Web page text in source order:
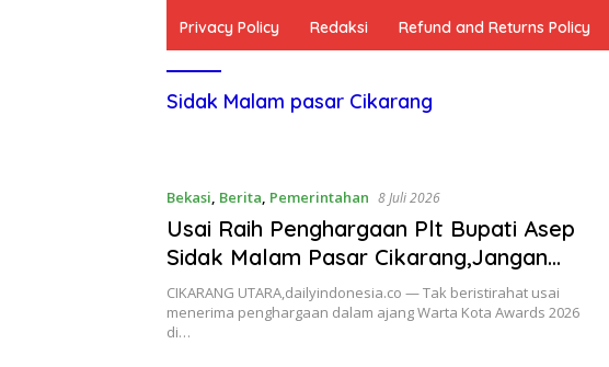
Privacy Policy Redaksi Refund and Returns Policy
Sidak Malam pasar Cikarang
Bekasi, Berita, Pemerintahan 8 Juli 2026
Usai Raih Penghargaan Plt Bupati Asep
Sidak Malam Pasar Cikarang,Jangan
Sampai Jalan Dipenuhi Lapak, Nyawa
Warga terhambat
CIKARANG UTARA,dailyindonesia.co — Tak beristirahat usai
menerima penghargaan dalam ajang Warta Kota Awards 2026
di…